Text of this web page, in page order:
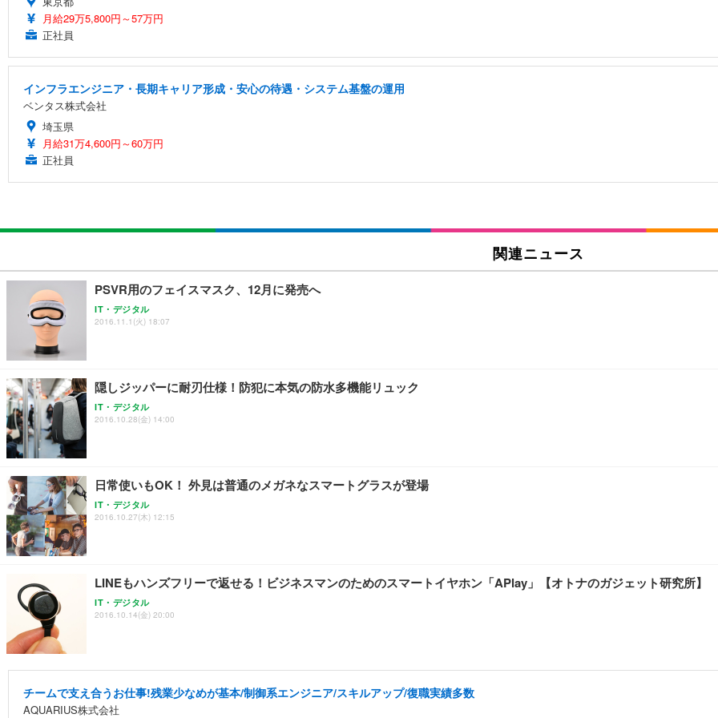
月給29万5,800円～57万円
正社員
インフラエンジニア・長期キャリア形成・安心の待遇・システム基盤の運用
ベンタス株式会社
埼玉県
月給31万4,600円～60万円
正社員
関連ニュース
PSVR用のフェイスマスク、12月に発売へ
IT・デジタル
2016.11.1(火) 18:07
隠しジッパーに耐刃仕様！防犯に本気の防水多機能リュック
IT・デジタル
2016.10.28(金) 14:00
日常使いもOK！ 外見は普通のメガネなスマートグラスが登場
IT・デジタル
2016.10.27(木) 12:15
LINEもハンズフリーで返せる！ビジネスマンのためのスマートイヤホン「APlay」【オトナのガジェット研究所】
IT・デジタル
2016.10.14(金) 20:00
チームで支え合うお仕事!残業少なめが基本/制御系エンジニア/スキルアップ/復職実績多数
AQUARIUS株式会社